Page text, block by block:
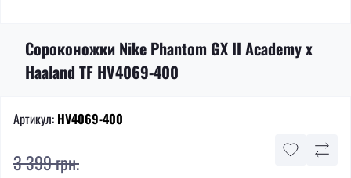
Сороконожки Nike Phantom GX II Academy x
Haaland TF HV4069-400
Артикул: HV4069-400
3 399 грн.